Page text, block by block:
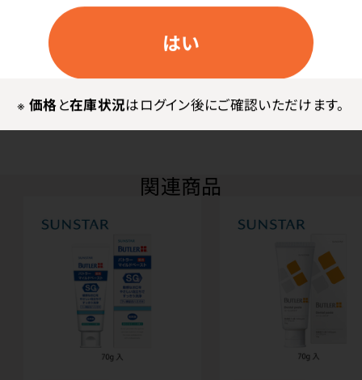
はい
※ 価格と在庫状況はログイン後にご確認いただけます。
サンスター
その他
関連商品